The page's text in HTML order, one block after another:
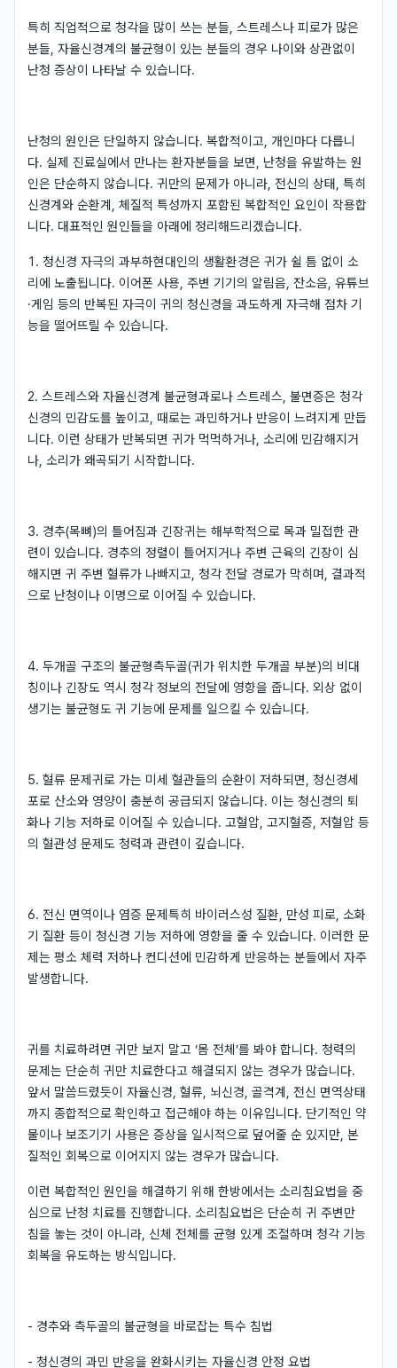
특히 직업적으로 청각을 많이 쓰는 분들, 스트레스나 피로가 많은
분들, 자율신경계의 불균형이 있는 분들의 경우 나이와 상관없이
난청 증상이 나타날 수 있습니다.
난청의 원인은 단일하지 않습니다. 복합적이고, 개인마다 다릅니
다. 실제 진료실에서 만나는 환자분들을 보면, 난청을 유발하는 원
인은 단순하지 않습니다. 귀만의 문제가 아니라, 전신의 상태, 특히
신경계와 순환계, 체질적 특성까지 포함된 복합적인 요인이 작용합
니다. 대표적인 원인들을 아래에 정리해드리겠습니다.
1. 청신경 자극의 과부하현대인의 생활환경은 귀가 쉴 틈 없이 소
리에 노출됩니다. 이어폰 사용, 주변 기기의 알림음, 잔소음, 유튜브
·게임 등의 반복된 자극이 귀의 청신경을 과도하게 자극해 점차 기
능을 떨어뜨릴 수 있습니다.
2. 스트레스와 자율신경계 불균형과로나 스트레스, 불면증은 청각
신경의 민감도를 높이고, 때로는 과민하거나 반응이 느려지게 만듭
니다. 이런 상태가 반복되면 귀가 먹먹하거나, 소리에 민감해지거
나, 소리가 왜곡되기 시작합니다.
3. 경추(목뼈)의 틀어짐과 긴장귀는 해부학적으로 목과 밀접한 관
련이 있습니다. 경추의 정렬이 틀어지거나 주변 근육의 긴장이 심
해지면 귀 주변 혈류가 나빠지고, 청각 전달 경로가 막히며, 결과적
으로 난청이나 이명으로 이어질 수 있습니다.
4. 두개골 구조의 불균형측두골(귀가 위치한 두개골 부분)의 비대
칭이나 긴장도 역시 청각 정보의 전달에 영향을 줍니다. 외상 없이
생기는 불균형도 귀 기능에 문제를 일으킬 수 있습니다.
5. 혈류 문제귀로 가는 미세 혈관들의 순환이 저하되면, 청신경세
포로 산소와 영양이 충분히 공급되지 않습니다. 이는 청신경의 퇴
화나 기능 저하로 이어질 수 있습니다. 고혈압, 고지혈증, 저혈압 등
의 혈관성 문제도 청력과 관련이 깊습니다.
6. 전신 면역이나 염증 문제특히 바이러스성 질환, 만성 피로, 소화
기 질환 등이 청신경 기능 저하에 영향을 줄 수 있습니다. 이러한 문
제는 평소 체력 저하나 컨디션에 민감하게 반응하는 분들에서 자주
발생합니다.
귀를 치료하려면 귀만 보지 말고 ‘몸 전체’를 봐야 합니다. 청력의
문제는 단순히 귀만 치료한다고 해결되지 않는 경우가 많습니다.
앞서 말씀드렸듯이 자율신경, 혈류, 뇌신경, 골격계, 전신 면역상태
까지 종합적으로 확인하고 접근해야 하는 이유입니다. 단기적인 약
물이나 보조기기 사용은 증상을 일시적으로 덮어줄 순 있지만, 본
질적인 회복으로 이어지지 않는 경우가 많습니다.
이런 복합적인 원인을 해결하기 위해 한방에서는 소리침요법을 중
심으로 난청 치료를 진행합니다. 소리침요법은 단순히 귀 주변만
침을 놓는 것이 아니라, 신체 전체를 균형 있게 조절하며 청각 기능
회복을 유도하는 방식입니다.
- 경추와 측두골의 불균형을 바로잡는 특수 침법
- 청신경의 과민 반응을 완화시키는 자율신경 안정 요법